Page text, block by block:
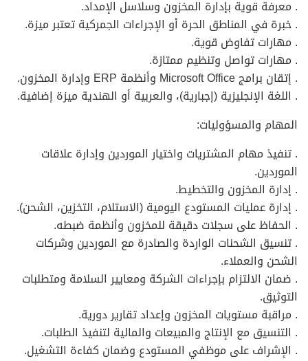
. معرفة قوية بإدارة المخزون وسلاسل الإمداد.
. خبرة في المناطق الحرة أو الإجراءات الجمركية تعتبر ميزة.
. مهارات تفاوض قوية.
. مهارات تواصل وتنظيم ممتازة.
. إتقان برامج Microsoft Office وأنظمة ERP وإدارة المخزون.
. اللغة الإنجليزية (إجبارية)، والعربية أو الهندية ميزة إضافية.
المهام والمسؤوليات:
. تنفيذ مهام المشتريات واختيار الموردين وإدارة علاقات
الموردين.
. إدارة المخزون والتخطيط.
. إدارة عمليات المستودع اليومية (الاستلام، التخزين، الشحن).
. الحفاظ على سجلات دقيقة للمخزون وأنظمة ضبطه.
. تنسيق الشحنات الواردة والصادرة مع الموردين وشركات
الشحن والعملاء.
. ضمان الالتزام بإجراءات الشركة ومعايير السلامة ومتطلبات
التوثيق.
. مراقبة مستويات المخزون وإعداد تقارير دورية.
. التنسيق مع الإنتاج والمبيعات والمالية لتنفيذ الطلبات.
. الإشراف على موظفي المستودع وضمان كفاءة التشغيل.